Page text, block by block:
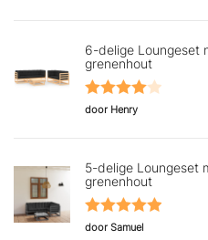
6-delige Loungeset
grenenhout
Gewaardeerd
door Henry
5-delige Loungeset
grenenhout
Gewaardeerd
door Samuel